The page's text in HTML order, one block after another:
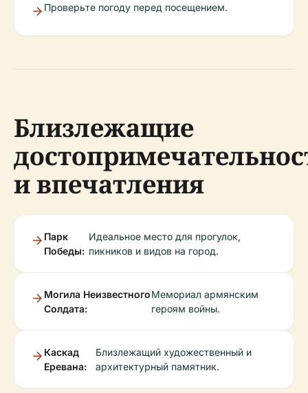
Проверьте погоду перед посещением.
Близлежащие
и впечатления
Парк
Победы:
Идеальное место для прогулок,
пикников и видов на город.
Могила Неизвестного
Солдата:
Мемориал армянским
героям войны.
Каскад
Еревана:
Близлежащий художественный и
архитектурный памятник.